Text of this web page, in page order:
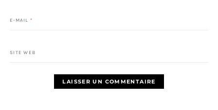
E-MAIL *
SITE WEB